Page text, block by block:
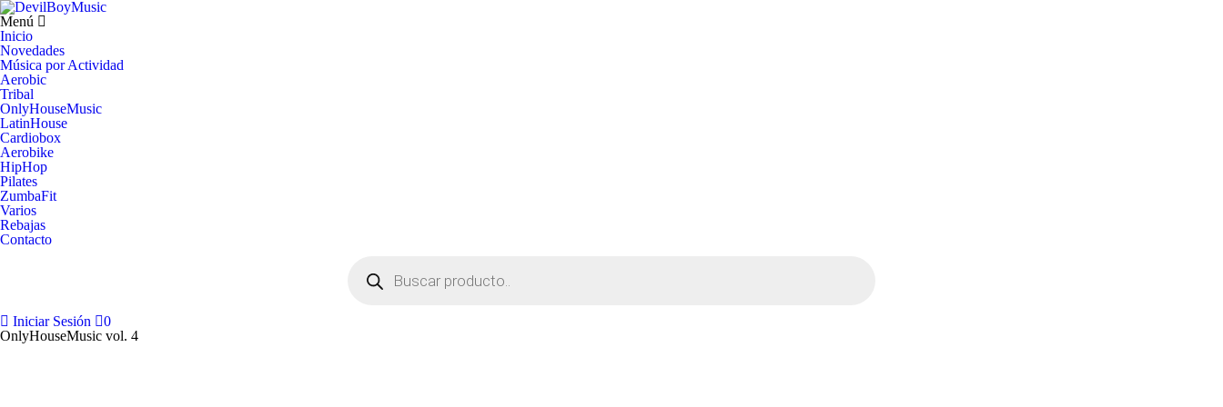
Menú
Inicio
Novedades
Música por Actividad
Aerobic
Tribal
OnlyHouseMusic
LatinHouse
Cardiobox
Aerobike
HipHop
Pilates
ZumbaFit
Varios
Rebajas
Contacto
productos
Iniciar Sesión
0
OnlyHouseMusic vol. 4